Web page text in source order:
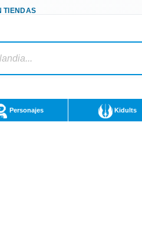
TIENDAS
Personajes Kidults